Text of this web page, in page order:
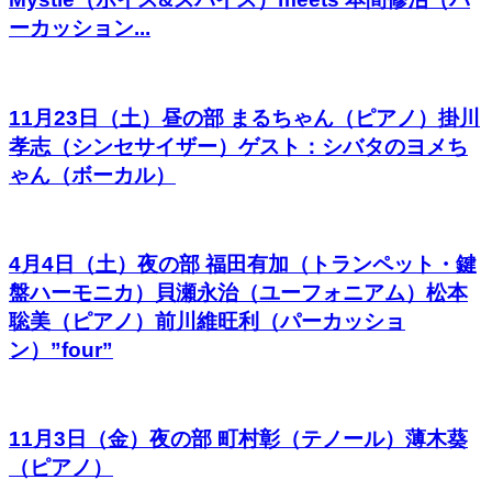
ーカッション...
11月23日（土）昼の部 まるちゃん（ピアノ）掛川
孝志（シンセサイザー）ゲスト：シバタのヨメち
ゃん（ボーカル）
4月4日（土）夜の部 福田有加（トランペット・鍵
盤ハーモニカ）貝瀬永治（ユーフォニアム）松本
聡美（ピアノ）前川維旺利（パーカッショ
ン）”four”
11月3日（金）夜の部 町村彰（テノール）薄木葵
（ピアノ）